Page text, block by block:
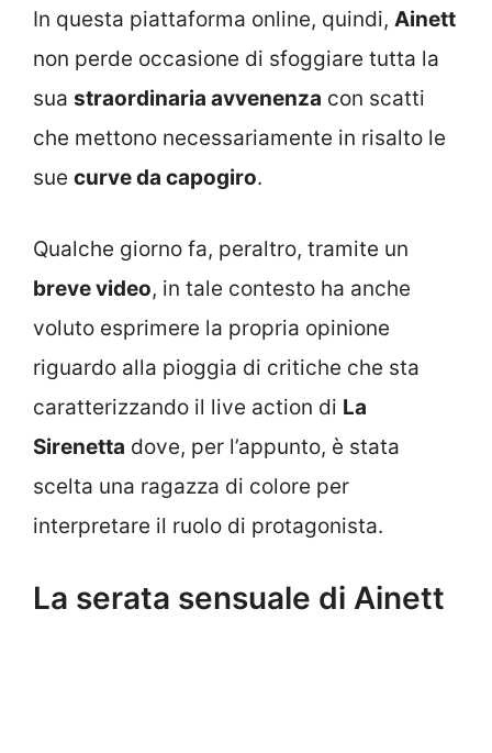
In questa piattaforma online, quindi, Ainett
non perde occasione di sfoggiare tutta la
sua straordinaria avvenenza con scatti
che mettono necessariamente in risalto le
sue curve da capogiro.
Qualche giorno fa, peraltro, tramite un
breve video, in tale contesto ha anche
voluto esprimere la propria opinione
riguardo alla pioggia di critiche che sta
caratterizzando il live action di La
Sirenetta dove, per l’appunto, è stata
scelta una ragazza di colore per
interpretare il ruolo di protagonista.
La serata sensuale di Ainett